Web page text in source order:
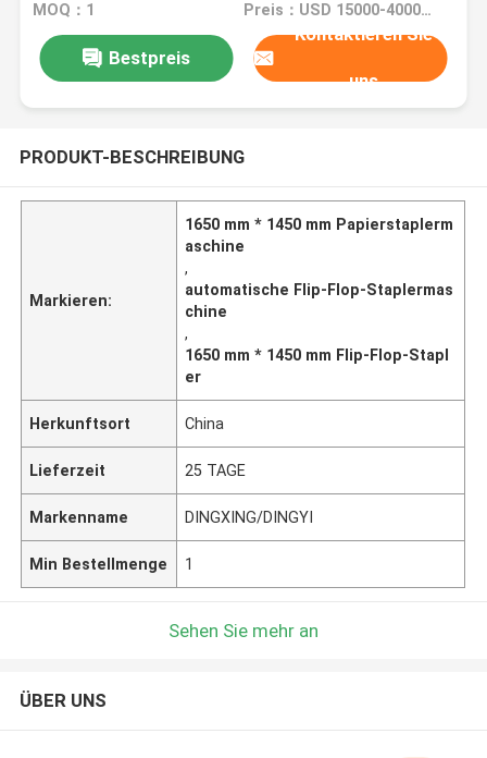
MOQ：1 Preis：USD 15000-40000/SET
Bestpreis
Kontaktieren Sie
uns
PRODUKT-BESCHREIBUNG
Markieren:
1650 mm * 1450 mm Papierstaplerm
aschine
,
automatische Flip-Flop-Staplermas
chine
,
1650 mm * 1450 mm Flip-Flop-Stapl
er
Herkunftsort China
Lieferzeit 25 TAGE
Markenname DINGXING/DINGYI
Min Bestellmenge 1
Sehen Sie mehr an
ÜBER UNS